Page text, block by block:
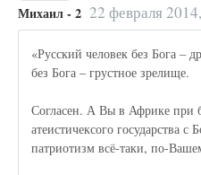
Михаил - 2 22 февраля
«Русский человек без Бога –
без Бога – грустное зрелище.
Согласен. А Вы в Африке при
атеистичексого государства с
патриотизм всё-таки, по-